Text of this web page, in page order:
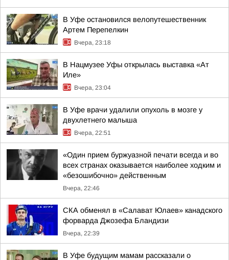
В Уфе остановился велопутешественник
Артем Перепелкин
Вчера, 23:18
В Нацмузее Уфы открылась выставка «Ат
Иле»
Вчера, 23:04
В Уфе врачи удалили опухоль в мозге у
двухлетнего малыша
Вчера, 22:51
«Один прием буржуазной печати всегда и во
всех странах оказывается наиболее ходким и
«безошибочно» действенным
Вчера, 22:46
СКА обменял в «Салават Юлаев» канадского
форварда Джозефа Бландизи
Вчера, 22:39
В Уфе будущим мамам рассказали о